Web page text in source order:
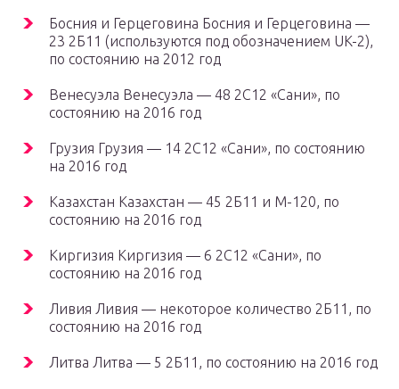
Босния и Герцеговина Босния и Герцеговина —
23 2Б11 (используются под обозначением UK-2),
по состоянию на 2012 год
Венесуэла Венесуэла — 48 2С12 «Сани», по
состоянию на 2016 год
Грузия Грузия — 14 2С12 «Сани», по состоянию
на 2016 год
Казахстан Казахстан — 45 2Б11 и М-120, по
состоянию на 2016 год
Киргизия Киргизия — 6 2С12 «Сани», по
состоянию на 2016 год
Ливия Ливия — некоторое количество 2Б11, по
состоянию на 2016 год
Литва Литва — 5 2Б11, по состоянию на 2016 год